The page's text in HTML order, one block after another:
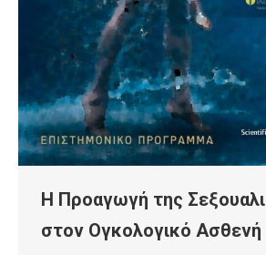
Η Προαγωγή της
στον Ογκολογικό Ασθενή